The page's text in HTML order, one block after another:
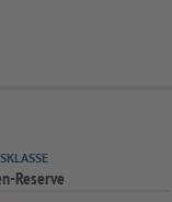
Reserve